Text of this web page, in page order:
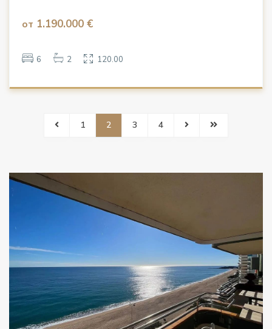
от 1.190.000 €
6 2 120.00
1 2 3 4